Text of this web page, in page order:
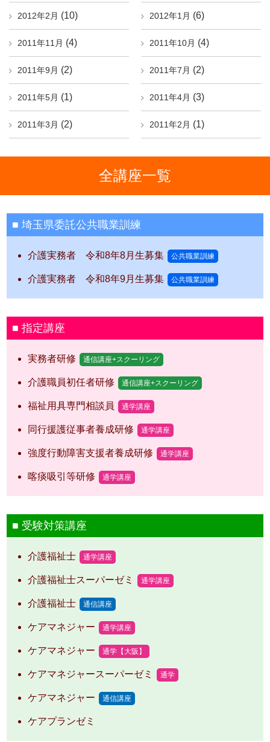
2012年2月 (10) 2012年1月 (6)
2011年11月 (4) 2011年10月 (4)
2011年9月 (2) 2011年7月 (2)
2011年5月 (1) 2011年4月 (3)
2011年3月 (2) 2011年2月 (1)
全講座一覧
埼玉県委託公共職業訓練
介護実務者 令和8年8月生募集 公共職業訓練
介護実務者 令和8年9月生募集 公共職業訓練
指定講座
実務者研修 通信講座+スクーリング
介護職員初任者研修 通信講座+スクーリング
福祉用具専門相談員 通学講座
同行援護従事者養成研修 通学講座
強度行動障害支援者養成研修 通学講座
喀痰吸引等研修 通学講座
受験対策講座
介護福祉士 通学講座
介護福祉士スーパーゼミ 通学講座
介護福祉士 通信講座
ケアマネジャー 通学講座
ケアマネジャー 通学【大阪】
ケアマネジャースーパーゼミ 通学
ケアマネジャー 通信講座
ケアプランゼミ